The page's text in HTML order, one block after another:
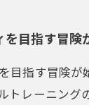
目指す冒険
目指す冒険
トレーニン